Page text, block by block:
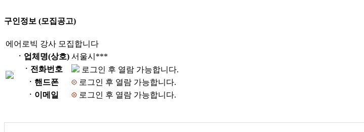
구인정보 (모집공고)
에어로빅 강사 모집합니다
ㆍ업체명(상호) 서울시***
ㆍ전화번호
로그인 후 열람 가능합니다.
ㆍ핸드폰
로그인 후 열람 가능합니다.
ㆍ이메일
로그인 후 열람 가능합니다.